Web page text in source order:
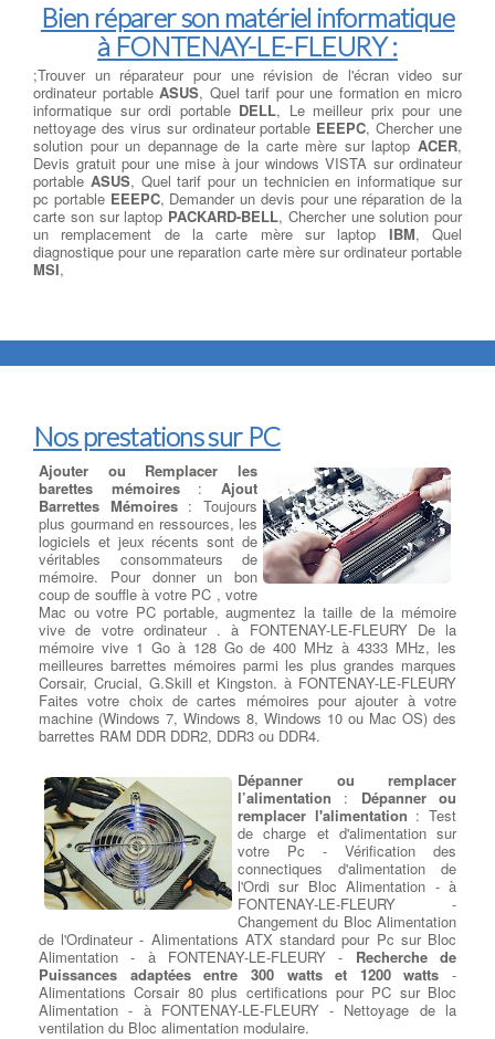
Bien réparer son matériel informatique
à FONTENAY-LE-FLEURY :
;Trouver un réparateur pour une révision de l'écran video sur
ordinateur portableASUS, Quel tarif pour une formation en micro
informatique sur ordi portable DELL, Le meilleur prix pour une
nettoyage des virus sur ordinateur portable EEEPC, Chercher une
solution pour un depannage de la carte mère sur laptop ACER,
Devis gratuit pour une mise à jour windows VISTA sur ordinateur
portable ASUS, Quel tarif pour un technicien en informatique sur
pc portable EEEPC, Demander un devis pour une réparation de la
carte son sur laptop PACKARD-BELL, Chercher une solution pour
un remplacement de la carte mère sur laptop IBM, Quel
diagnostique pour une reparation carte mère sur ordinateur portable
MSI,
Nos prestations sur PC
Ajouter ou Remplacer les
barettes mémoires:Ajout
Barrettes Mémoires : Toujours
plus gourmand en ressources, les
logiciels et jeux récents sont de
véritables consommateurs de
mémoire. Pour donner un bon
coup de souffle à votre PC , votre
Mac ou votre PC portable, augmentez la taille de la mémoire
vive de votre ordinateur . à FONTENAY-LE-FLEURY De la
mémoire vive 1 Go à 128 Go de 400 MHz à 4333 MHz, les
meilleures barrettes mémoires parmi les plus grandes marques
Corsair, Crucial, G.Skill et Kingston. à FONTENAY-LE-FLEURY
Faites votre choix de cartes mémoires pour ajouter à votre
machine (Windows 7, Windows 8, Windows 10 ou Mac OS) des
barrettes RAM DDR DDR2, DDR3 ou DDR4.
Dépanner ou remplacer
l’alimentation : Dépanner ou
remplacer l'alimentation : Test
de charge et d'alimentation sur
votre Pc - Vérification des
connectiques d'alimentation de
l'Ordi sur Bloc Alimentation - à
FONTENAY-LE-FLEURY -
Changement du Bloc Alimentation
de l'Ordinateur - Alimentations ATX standard pour Pc sur Bloc
Alimentation - à FONTENAY-LE-FLEURY - Recherche de
Puissances adaptées entre 300 watts et 1200 watts -
Alimentations Corsair 80 plus certifications pour PC sur Bloc
Alimentation - à FONTENAY-LE-FLEURY - Nettoyage de la
ventilation du Bloc alimentation modulaire.